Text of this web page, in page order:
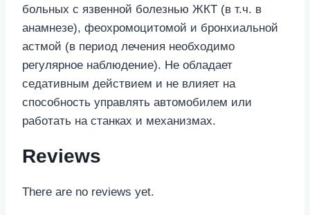
больных с язвенной болезнью ЖКТ (в т.ч. в
анамнезе), феохромоцитомой и бронхиальной
астмой (в период лечения необходимо
регулярное наблюдение). Не обладает
седативным действием и не влияет на
способность управлять автомобилем или
работать на станках и механизмах.
Reviews
There are no reviews yet.